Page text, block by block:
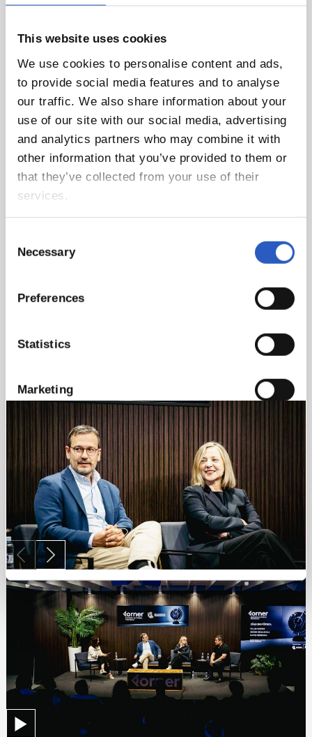
This website uses cookies
We use cookies to personalise content and ads,
to provide social media features and to analyse
our traffic. We also share information about your
use of our site with our social media, advertising
and analytics partners who may combine it with
other information that you’ve provided to them or
that they’ve collected from your use of their
services.
Selection
Necessary
Preferences
Statistics
Marketing
Allow all
Allow selection
Deny
En caso de no querer que las imágenes en las que pueda aparecer Ud. o algún menor que esté bajo
su tutela sean publicadas en los canales de comunicación oficiales del CLUB, por favor, háganoslo
saber en la siguiente dirección de correo electrónico, y procederemos a su inmediata retirada:
pdcp.fundazioa@fundazioa.realsociedad.eus
https://cdn.realsociedad.eus//Uploads/CntDetalles/466/1/6854ed99-6abd-49d1-bd6f-